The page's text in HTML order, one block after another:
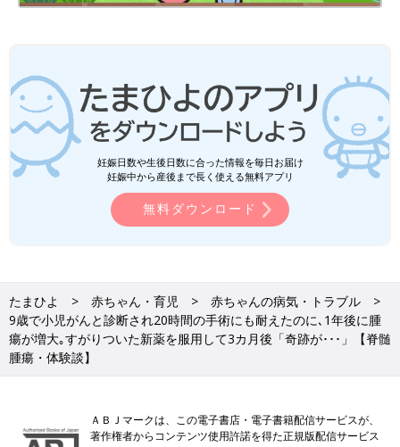
妊娠日数や生後日数に合った情報を毎日お届け
妊娠中から産後まで長く使える無料アプリ
無料ダウンロード
たまひよ 赤ちゃん・育児
赤ちゃんの病気・トラブル
9歳で小児がんと診断され20時間の手術にも耐えたのに､1年後に腫
瘍が増大｡すがりついた新薬を服用して3カ月後「奇跡が･･･」【脊髄
腫瘍・体験談】
ＡＢＪマークは、この電子書店・電子書籍配信サービスが、
著作権者からコンテンツ使用許諾を得た正規版配信サービス